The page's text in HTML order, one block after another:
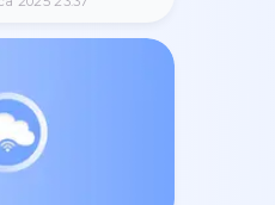
serwerów